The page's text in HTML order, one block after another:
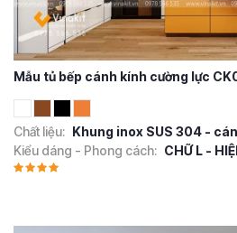
Mẫu tủ bếp cánh kính cường lực
Chất liệu: Khung inox SUS 304 -
Kiểu dáng - Phong cách: CHỮ L -